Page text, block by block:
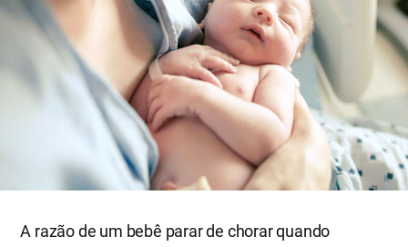
A razão de um bebê parar de chorar quando